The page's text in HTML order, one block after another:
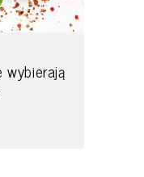
wybierają